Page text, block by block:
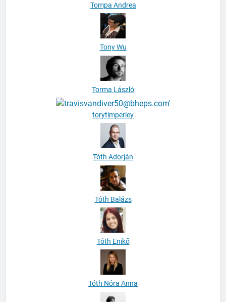
Tompa Andrea
Tony Wu
Torma László
torytimperley
Tóth Adorján
Tóth Balázs
Tóth Enikő
Tóth Nóra Anna